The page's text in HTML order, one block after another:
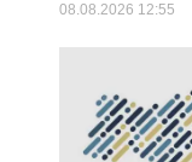
08.08.2026 12:55